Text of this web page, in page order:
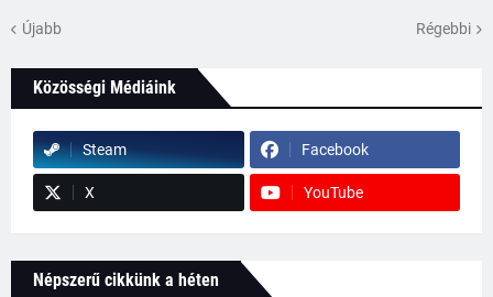
Újabb Régebbi
Közösségi Médiáink
Steam Facebook
X YouTube
Népszerű cikkünk a héten